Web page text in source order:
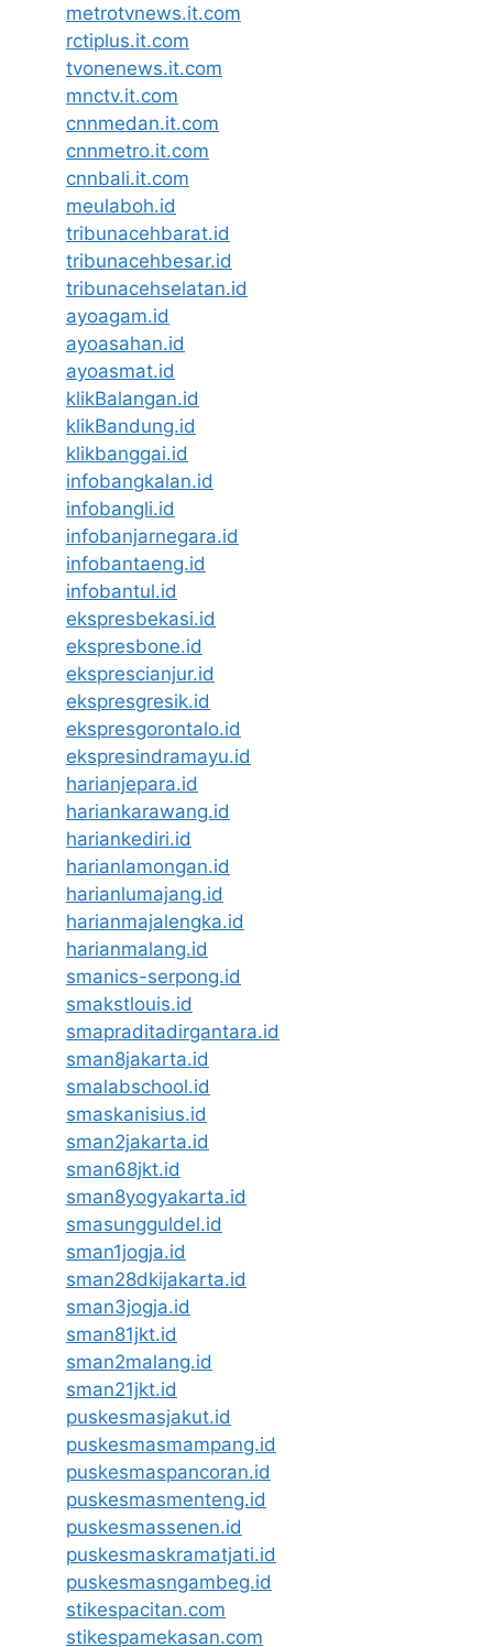
metrotvnews.it.com
rctiplus.it.com
tvonenews.it.com
mnctv.it.com
cnnmedan.it.com
cnnmetro.it.com
cnnbali.it.com
meulaboh.id
tribunacehbarat.id
tribunacehbesar.id
tribunacehselatan.id
ayoagam.id
ayoasahan.id
ayoasmat.id
klikBalangan.id
klikBandung.id
klikbanggai.id
infobangkalan.id
infobangli.id
infobanjarnegara.id
infobantaeng.id
infobantul.id
ekspresbekasi.id
ekspresbone.id
eksprescianjur.id
ekspresgresik.id
ekspresgorontalo.id
ekspresindramayu.id
harianjepara.id
hariankarawang.id
hariankediri.id
harianlamongan.id
harianlumajang.id
harianmajalengka.id
harianmalang.id
smanics-serpong.id
smakstlouis.id
smapraditadirgantara.id
sman8jakarta.id
smalabschool.id
smaskanisius.id
sman2jakarta.id
sman68jkt.id
sman8yogyakarta.id
smasungguldel.id
sman1jogja.id
sman28dkijakarta.id
sman3jogja.id
sman81jkt.id
sman2malang.id
sman21jkt.id
puskesmasjakut.id
puskesmasmampang.id
puskesmaspancoran.id
puskesmasmenteng.id
puskesmassenen.id
puskesmaskramatjati.id
puskesmasngambeg.id
stikespacitan.com
stikespamekasan.com